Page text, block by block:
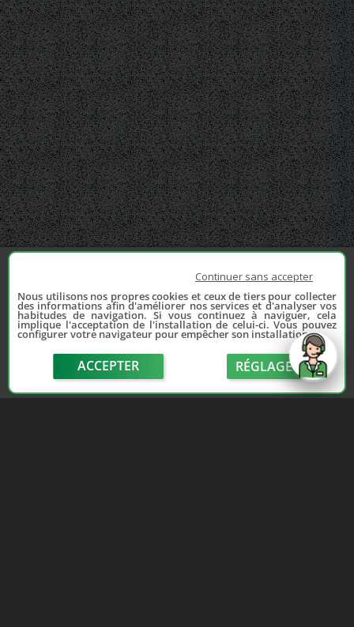
Continuer sans accepter
Nous utilisons nos propres cookies et ceux de tiers pour collecter
des informations afin d'améliorer nos services et d'analyser vos
habitudes de navigation. Si vous continuez à naviguer, cela
implique l'acceptation de l'installation de celui-ci. Vous pouvez
configurer votre navigateur pour empêcher son installation.
ACCEPTER RÉGLAGE